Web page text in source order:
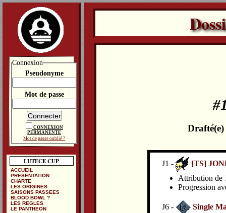
J1 -
[TS]
Attribution de
Progression
J6 -
Single
Connexion
Pseudonyme
Mot de passe
CONNEXION
PERMANENTE
Mot de passe oublié ?
LUTECE CUP
ACCUEIL
PRESENTATION
CHARTE
LES ORIGINES
SAISONS PASSEES
BLOOD BOWL ?
LES REGLES
LE PANTHEON